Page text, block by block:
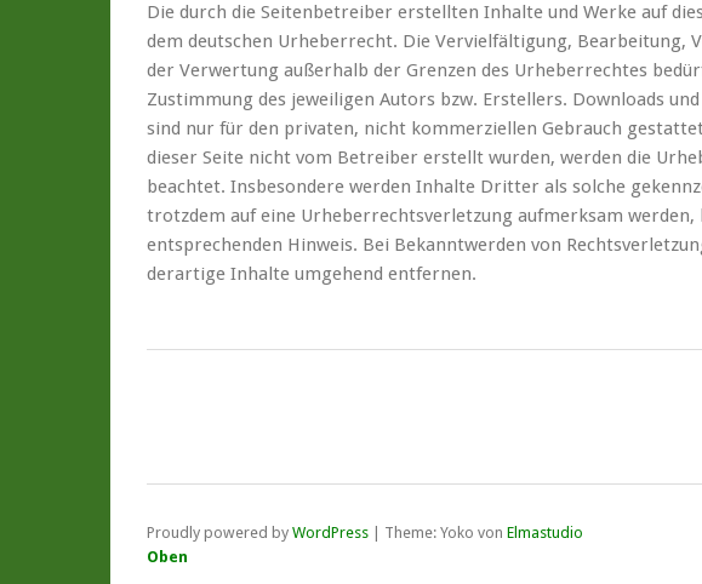
Die durch die Seitenbetreiber erstellten Inhalte und Werke auf
dem deutschen Urheberrecht. Die Vervielfältigung, Bearbeitung,
der Verwertung außerhalb der Grenzen des Urheberrechtes
Zustimmung des jeweiligen Autors bzw. Erstellers. Downloads
sind nur für den privaten, nicht kommerziellen Gebrauch
dieser Seite nicht vom Betreiber erstellt wurden, werden die
beachtet. Insbesondere werden Inhalte Dritter als solche
trotzdem auf eine Urheberrechtsverletzung aufmerksam
entsprechenden Hinweis. Bei Bekanntwerden von
derartige Inhalte umgehend entfernen.
Proudly powered by WordPress Theme: Yoko von Elmastudio
Oben